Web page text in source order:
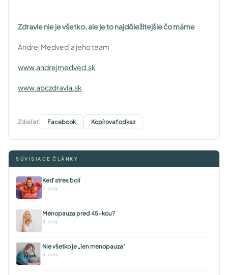
Zdravie nie je všetko, ale je to najdôležitejšie čo máme
Andrej Medveď a jeho team
www.andrejmedved.sk
www.abczdravia.sk
Zdieľať: Facebook Kopírovať odkaz
SÚVISIACE ČLÁNKY
Keď stres bolí
5. aug
Menopauza pred 45-kou?
4. aug
Nie všetko je „len menopauza“
3. aug